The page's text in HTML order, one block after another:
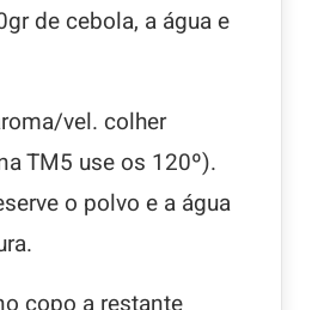
de cebola, a água e
vel. colher
TM5 use os 120º).
o polvo e a água